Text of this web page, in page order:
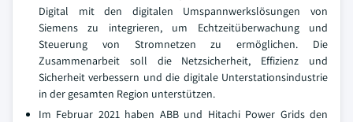
Digital mit den digitalen Umspannwerkslösungen von
Siemens zu integrieren, um Echtzeitüberwachung und
Steuerung von Stromnetzen zu ermöglichen. Die
Zusammenarbeit soll die Netzsicherheit, Effizienz und
Sicherheit verbessern und die digitale Unterstationsindustrie
in der gesamten Region unterstützen.
Im Februar 2021 haben ABB und Hitachi Power Grids den